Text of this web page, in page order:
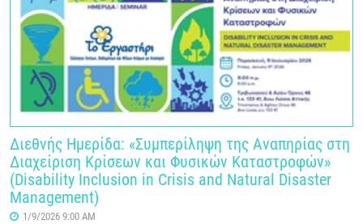
Διεθνής Ημερίδα: «Συμπερίληψη της Αναπηρίας στη
Διαχείριση Κρίσεων και Φυσικών Καταστροφών»
(Disability Inclusion in Crisis and Natural Disaster
Management)
1/9/2026 9:00 AM